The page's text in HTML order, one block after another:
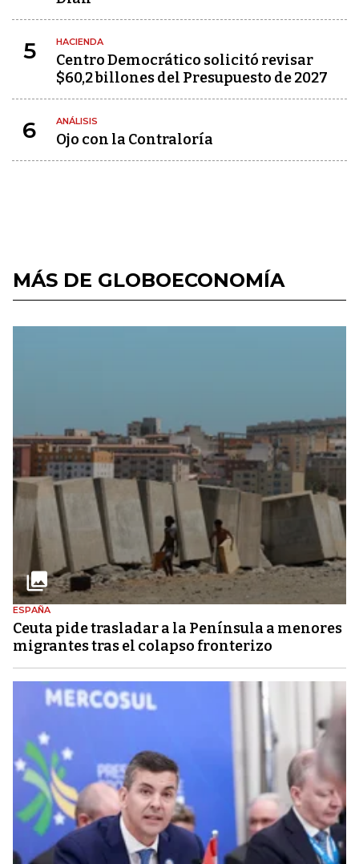
5 HACIENDA
Centro Democrático solicitó revisar
$60,2 billones del Presupuesto de 2027
6 ANÁLISIS
Ojo con la Contraloría
MÁS DE GLOBOECONOMÍA
ESPAÑA
Ceuta pide trasladar a la Península a menores
migrantes tras el colapso fronterizo